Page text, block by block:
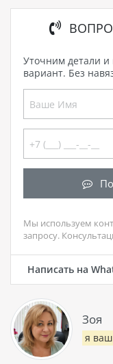
Уточним детали и
вариант. Без
Мы используем
запросу.
Написать на
Зоя
я